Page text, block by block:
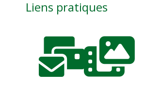
Liens pratiques